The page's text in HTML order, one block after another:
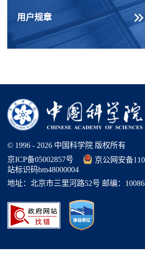
用户规章
© 1996 - 2026 中国科学院 版权所有
京ICP备05002857号
京公网安备
站标识码bm48000004
地址：北京市三里河路52号 邮编：